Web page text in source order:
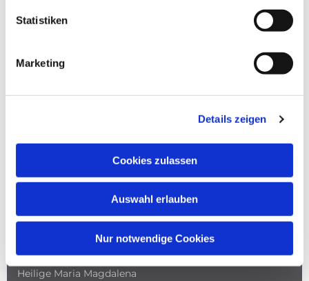
Statistiken
Marketing
Details zeigen
Cookies zulassen
Auswahl erlauben
Nur notwendige Cookies
NAVIGATION
Katholische Kirche
Heilige Maria Magdalena